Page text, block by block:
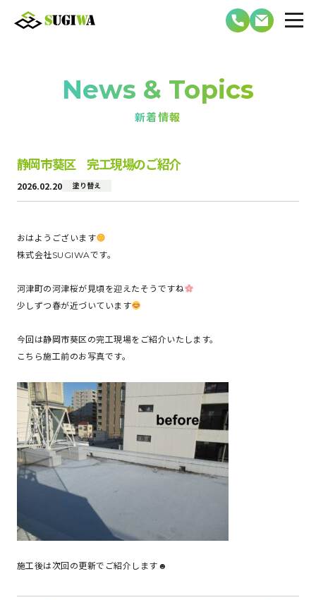
News & Topics
新着情報
静岡市葵区 完工現場のご紹介
2026.02.20 塗り替え
おはようございます
株式会社SUGIWAです。
河津町の河津桜が見頃を迎えたそうですね
少しずつ春が近づいています
今回は静岡市葵区の完工現場をご紹介いたします。
こちら施工前のお写真です。
施工後は次回の更新でご紹介します☻